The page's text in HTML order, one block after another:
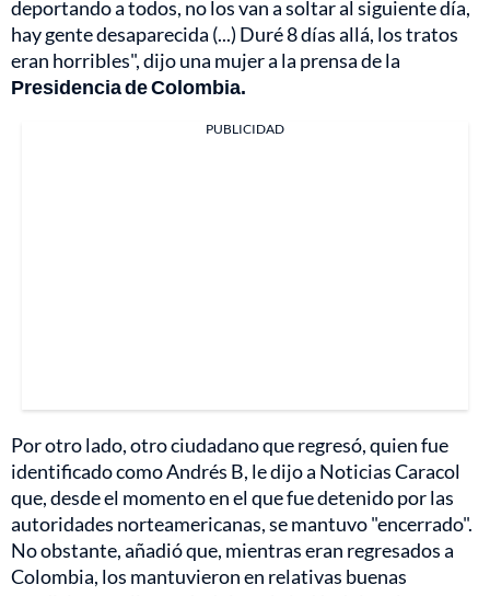
deportando a todos, no los van a soltar al siguiente día,
hay gente desaparecida (...) Duré 8 días allá, los tratos
eran horribles", dijo una mujer a la prensa de la
Presidencia de Colombia.
PUBLICIDAD
Por otro lado, otro ciudadano que regresó, quien fue
identificado como Andrés B, le dijo a Noticias Caracol
que, desde el momento en el que fue detenido por las
autoridades norteamericanas, se mantuvo "encerrado".
No obstante, añadió que, mientras eran regresados a
Colombia, los mantuvieron en relativas buenas